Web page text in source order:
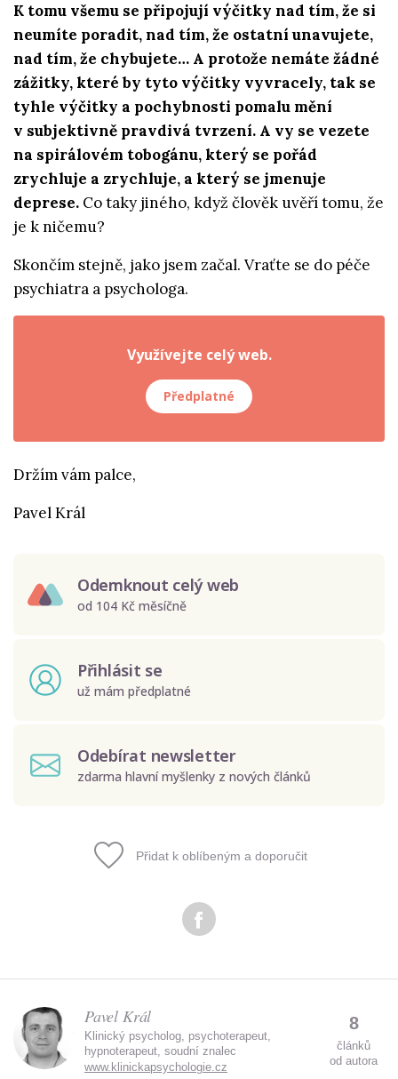
K tomu všemu se připojují výčitky nad tím, že si
neumíte poradit, nad tím, že ostatní unavujete,
nad tím, že chybujete… A protože nemáte žádné
zážitky, které by tyto výčitky vyvracely, tak se
tyhle výčitky a pochybnosti pomalu mění
v subjektivně pravdivá tvrzení. A vy se vezete
na spirálovém tobogánu, který se pořád
zrychluje a zrychluje, a který se jmenuje
deprese. Co taky jiného, když člověk uvěří tomu, že
je k ničemu?
Skončím stejně, jako jsem začal. Vraťte se do péče
psychiatra a psychologa.
Využívejte celý web.
Předplatné
Držím vám palce,
Pavel Král
Odemknout celý web
od 104 Kč měsíčně
Přihlásit se
už mám předplatné
Odebírat newsletter
zdarma hlavní myšlenky z nových článků
Odeslat
Přidat k oblíbeným a doporučit
Pavel Král
Klinický psycholog, psychoterapeut,
hypnoterapeut, soudní znalec
www.klinickapsychologie.cz
8
článků
od autora